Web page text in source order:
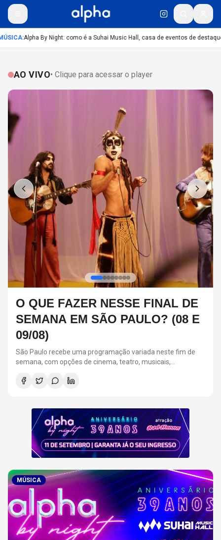
:Alpha By Night: como é a Suhai Music Hall, casa de eventos de destaque
AO VIVO• Clique para acessar o player
FESTA ALPHA BY NIGHT:
RELEMBRE 3 CASAIS ICÔNICOS
DOS ANOS 2000
A Festa Alpha By Night acontecerá em 11 de setembro, na
Suhai Music Hall, em São Paulo
MÚSICA